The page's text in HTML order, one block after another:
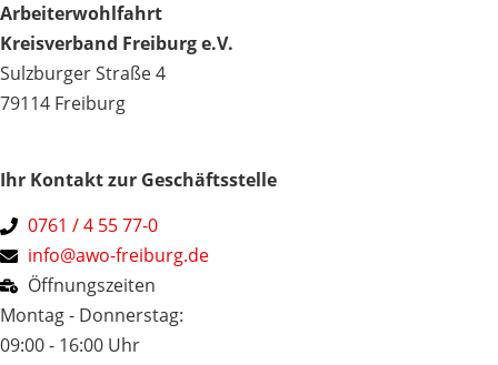
Arbeiterwohlfahrt
Kreisverband Freiburg e.V.
Sulzburger Straße 4
79114 Freiburg
Ihr Kontakt zur Geschäftsstelle
0761 / 4 55 77-0
info@awo-freiburg.de
Öffnungszeiten
Montag - Donnerstag:
09:00 - 16:00 Uhr